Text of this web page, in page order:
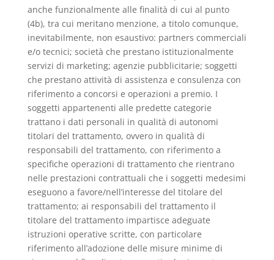
anche funzionalmente alle finalità di cui al punto
(4b), tra cui meritano menzione, a titolo comunque,
inevitabilmente, non esaustivo: partners commerciali
e/o tecnici; società che prestano istituzionalmente
servizi di marketing; agenzie pubblicitarie; soggetti
che prestano attività di assistenza e consulenza con
riferimento a concorsi e operazioni a premio. I
soggetti appartenenti alle predette categorie
trattano i dati personali in qualità di autonomi
titolari del trattamento, ovvero in qualità di
responsabili del trattamento, con riferimento a
specifiche operazioni di trattamento che rientrano
nelle prestazioni contrattuali che i soggetti medesimi
eseguono a favore/nell’interesse del titolare del
trattamento; ai responsabili del trattamento il
titolare del trattamento impartisce adeguate
istruzioni operative scritte, con particolare
riferimento all’adozione delle misure minime di